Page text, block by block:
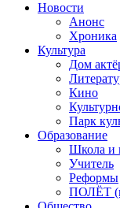
Новости
Анонс
Хроника
Культура
Дом
Кино
Парк
Образование
Школа и
Учитель
Реформы
ПОЛЁТ